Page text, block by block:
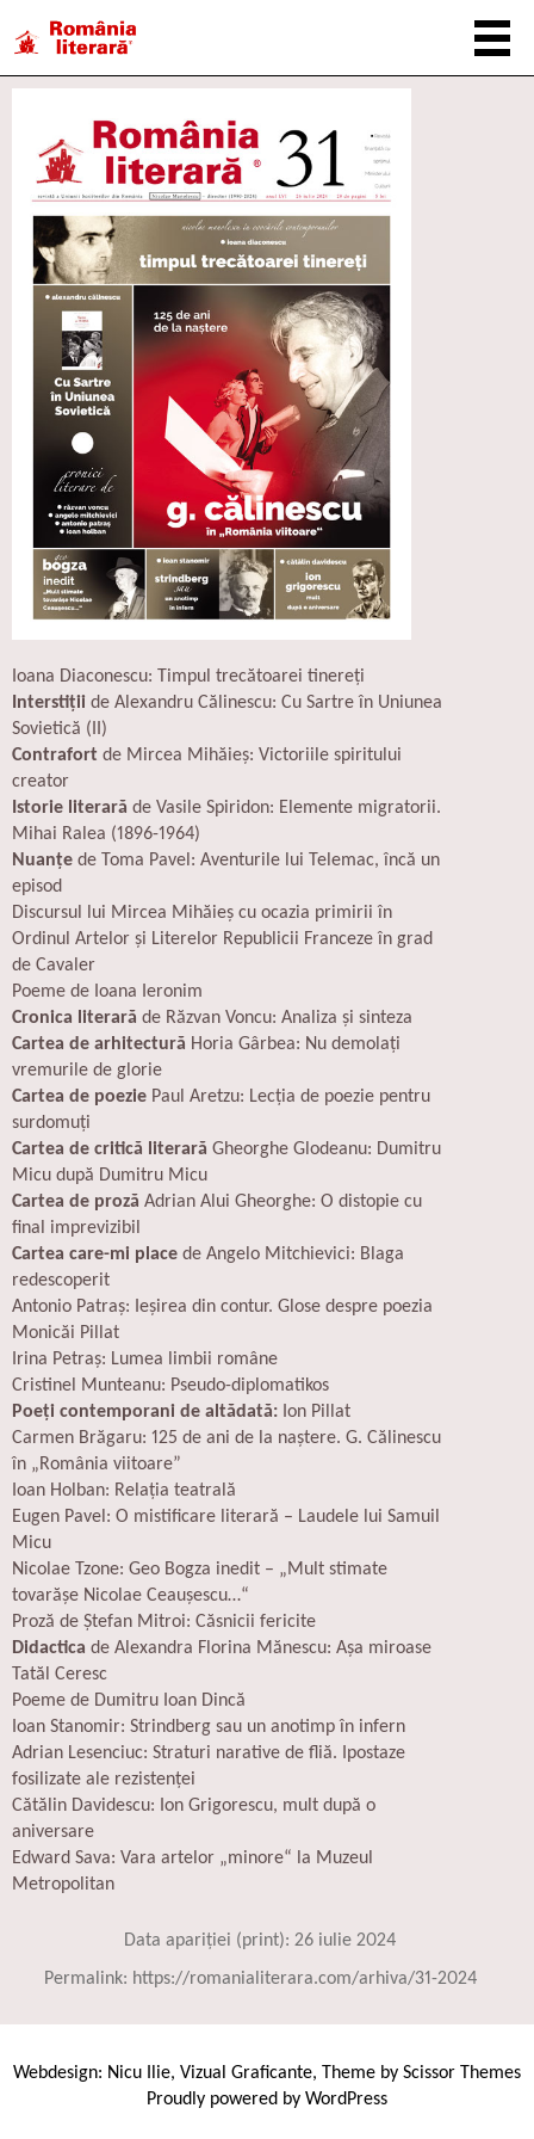
Ioana Diaconescu: Timpul trecătoarei tinereți
Interstiții de Alexandru Călinescu: Cu Sartre în Uniunea
Sovietică (II)
Contrafort de Mircea Mihăieș: Victoriile spiritului
creator
Istorie literară de Vasile Spiridon: Elemente migratorii.
Mihai Ralea (1896-1964)
Nuanțe de Toma Pavel: Aventurile lui Telemac, încă un
episod
Discursul lui Mircea Mihăieș cu ocazia primirii în
Ordinul Artelor și Literelor Republicii Franceze în grad
de Cavaler
Poeme de Ioana Ieronim
Cronica literară de Răzvan Voncu: Analiza și sinteza
Cartea de arhitectură Horia Gârbea: Nu demolați
vremurile de glorie
Cartea de poezie Paul Aretzu: Lecția de poezie pentru
surdomuți
Cartea de critică literară Gheorghe Glodeanu: Dumitru
Micu după Dumitru Micu
Cartea de proză Adrian Alui Gheorghe: O distopie cu
final imprevizibil
Cartea care-mi place de Angelo Mitchievici: Blaga
redescoperit
Antonio Patraș: Ieșirea din contur. Glose despre poezia
Monicăi Pillat
Irina Petraș: Lumea limbii române
Cristinel Munteanu: Pseudo-diplomatikos
Poeți contemporani de altădată: Ion Pillat
Carmen Brăgaru: 125 de ani de la naștere. G. Călinescu
în „România viitoare”
Ioan Holban: Relația teatrală
Eugen Pavel: O mistificare literară – Laudele lui Samuil
Micu
Nicolae Tzone: Geo Bogza inedit – „Mult stimate
tovarășe Nicolae Ceaușescu…“
Proză de Ștefan Mitroi: Căsnicii fericite
Didactica de Alexandra Florina Mănescu: Așa miroase
Tatăl Ceresc
Poeme de Dumitru Ioan Dincă
Ioan Stanomir: Strindberg sau un anotimp în infern
Adrian Lesenciuc: Straturi narative de fliă. Ipostaze
fosilizate ale rezistenței
Cătălin Davidescu: Ion Grigorescu, mult după o
aniversare
Edward Sava: Vara artelor „minore“ la Muzeul
Metropolitan
Data apariției (print): 26 iulie 2024
Permalink: https://romanialiterara.com/arhiva/31-2024
Webdesign: Nicu Ilie, Vizual Graficante, Theme by Scissor Themes
Proudly powered by WordPress